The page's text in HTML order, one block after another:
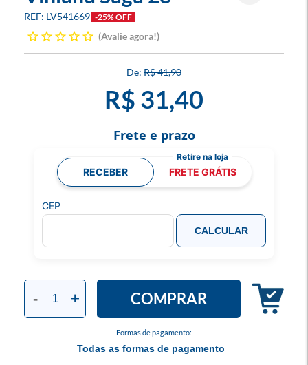
LV541669 -25% OFF
Avalie agora!
R$ 41,90
R$ 31,40
Formas de pagamento:
Todas as formas de pagamento
- + COMPRAR
Frete e prazo
RECEBER FRETE GRÁTIS
CEP
CALCULAR